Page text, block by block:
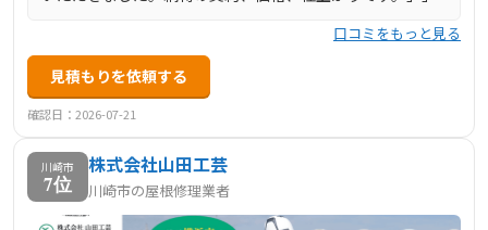
口コミをもっと見る
見積もりを依頼する
確認日：2026-07-21
川崎市
7位
株式会社山田工芸
川崎市の屋根修理業者